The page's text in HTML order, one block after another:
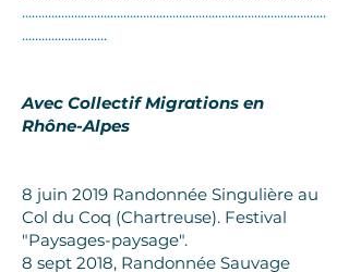
.............................................................................................
..........................
Avec Collectif Migrations en
Rhône-Alpes
8 juin 2019 Randonnée Singulière au
Col du Coq (Chartreuse). Festival
"Paysages-paysage".
8 sept 2018, Randonnée Sauvage